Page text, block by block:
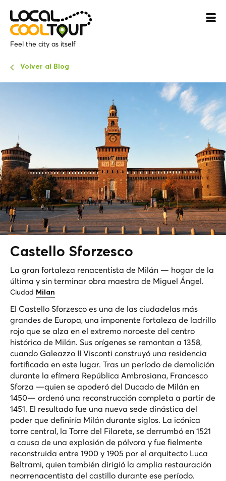
Feel the city as itself
Volver al Blog
Castello Sforzesco
La gran fortaleza renacentista de Milán — hogar de la
última y sin terminar obra maestra de Miguel Ángel.
Ciudad Milan
El Castello Sforzesco es una de las ciudadelas más
grandes de Europa, una imponente fortaleza de ladrillo
rojo que se alza en el extremo noroeste del centro
histórico de Milán. Sus orígenes se remontan a 1358,
cuando Galeazzo II Visconti construyó una residencia
fortificada en este lugar. Tras un período de demolición
durante la efímera República Ambrosiana, Francesco
Sforza —quien se apoderó del Ducado de Milán en
1450— ordenó una reconstrucción completa a partir de
1451. El resultado fue una nueva sede dinástica del
poder que definiría Milán durante siglos. La icónica
torre central, la Torre del Filarete, se derrumbó en 1521
a causa de una explosión de pólvora y fue fielmente
reconstruida entre 1900 y 1905 por el arquitecto Luca
Beltrami, quien también dirigió la amplia restauración
neorrenacentista del castillo durante ese período.